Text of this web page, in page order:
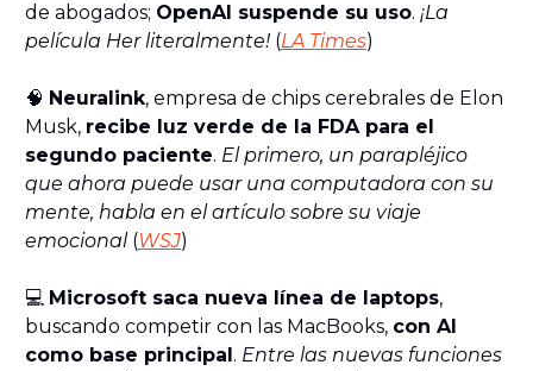
de abogados; OpenAI suspende su uso. ¡La
película Her literalmente! (LA Times)
🧠 Neuralink, empresa de chips cerebrales de Elon
Musk, recibe luz verde de la FDA para el
segundo paciente. El primero, un parapléjico
que ahora puede usar una computadora con su
mente, habla en el artículo sobre su viaje
emocional (WSJ)
💻️ Microsoft saca nueva línea de laptops,
buscando competir con las MacBooks, con AI
como base principal . Entre las nuevas funciones